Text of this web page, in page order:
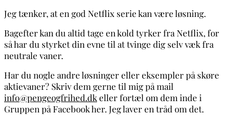
Jeg tænker, at en god Netflix serie kan være løsning.
Bagefter kan du altid tage en kold tyrker fra Netflix, for
så har du styrket din evne til at tvinge dig selv væk fra
neutrale vaner.
Har du nogle andre løsninger eller eksempler på skøre
aktievaner? Skriv dem gerne til mig på mail
info@pengeogfrihed.dkeller fortæl om dem inde i
Gruppen på Facebook her. Jeg laver en tråd om det.